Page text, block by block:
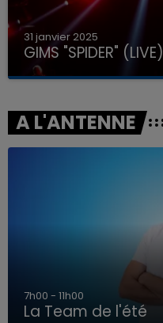
31 janvier 2025
GIMS "SPIDER" (LIVE)
A L'ANTENNE
7h00 - 11h00
La Team de l'été